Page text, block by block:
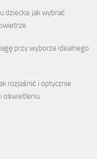
dziecka: jak wybrać
przy wyborze idealnego
rozjaśnić i optycznie
oświetleniu